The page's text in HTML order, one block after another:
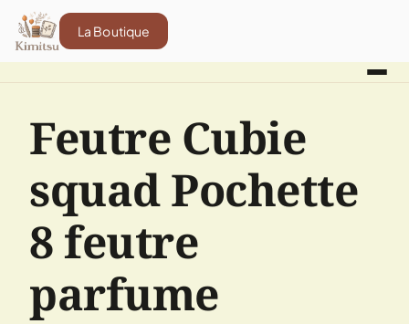
La Boutique
Feutre Cubie
squad Pochette
8 feutre
parfume